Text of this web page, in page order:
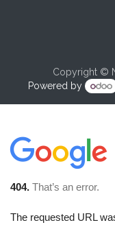
Copyright ©
Powered by